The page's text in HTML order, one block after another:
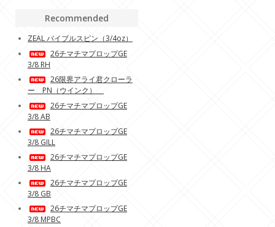
Recommended
ZEAL バイブルスピン（3/4oz）
26チマチマプロップGE
3/8 RH
26限界アライ君クローラ
ー PN（ウインク）
26チマチマプロップGE
3/8 AB
26チマチマプロップGE
3/8 GILL
26チマチマプロップGE
3/8 HA
26チマチマプロップGE
3/8 GB
26チマチマプロップGE
3/8 MPBC